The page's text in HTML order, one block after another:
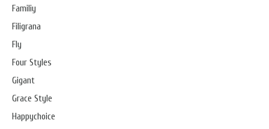
Familiy
Filigrana
Fly
Four Styles
Gigant
Grace Style
Happychoice